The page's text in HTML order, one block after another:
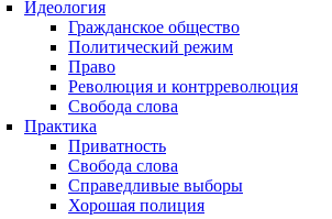
Идеология
Гражданское общество
Политический режим
Право
Революция и контрреволюция
Свобода слова
Практика
Приватность
Свобода слова
Справедливые выборы
Хорошая полиция